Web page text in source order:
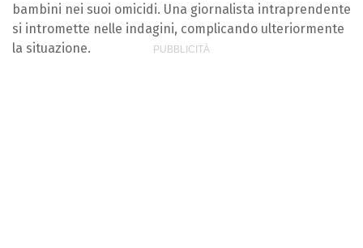
bambini nei suoi omicidi. Una giornalista intraprendente
si intromette nelle indagini, complicando ulteriormente
la situazione.